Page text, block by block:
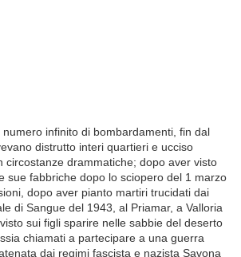
infinito di bombardamenti, fin dal
distrutto interi quartieri e ucciso
circostanze drammatiche; dopo aver visto
sue fabbriche dopo lo sciopero del 1 marzo
dopo aver pianto martiri trucidati dai
di Sangue del 1943, al Priamar, a Valloria
sui figli sparire nelle sabbie del deserto
chiamati a partecipare a una guerra
dai regimi fascista e nazista Savona